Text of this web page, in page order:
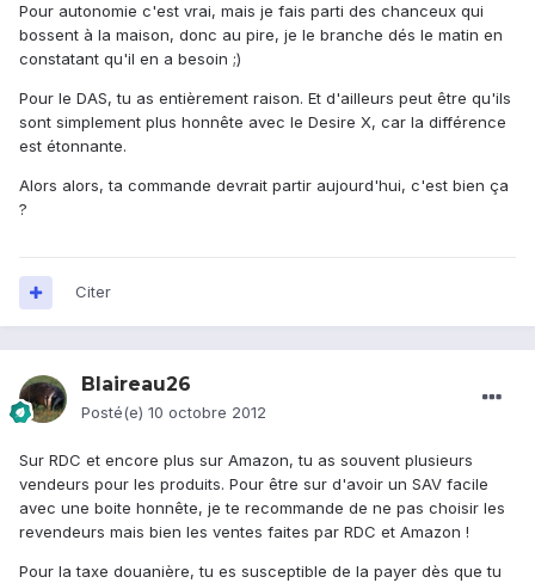
Pour autonomie c'est vrai, mais je fais parti des chanceux qui
bossent à la maison, donc au pire, je le branche dés le matin en
constatant qu'il en a besoin ;)
Pour le DAS, tu as entièrement raison. Et d'ailleurs peut être qu'ils
sont simplement plus honnête avec le Desire X, car la différence
est étonnante.
Alors alors, ta commande devrait partir aujourd'hui, c'est bien ça
?
Citer
Blaireau26
Posté(e) 10 octobre 2012
Sur RDC et encore plus sur Amazon, tu as souvent plusieurs
vendeurs pour les produits. Pour être sur d'avoir un SAV facile
avec une boite honnête, je te recommande de ne pas choisir les
revendeurs mais bien les ventes faites par RDC et Amazon !
Pour la taxe douanière, tu es susceptible de la payer dès que tu